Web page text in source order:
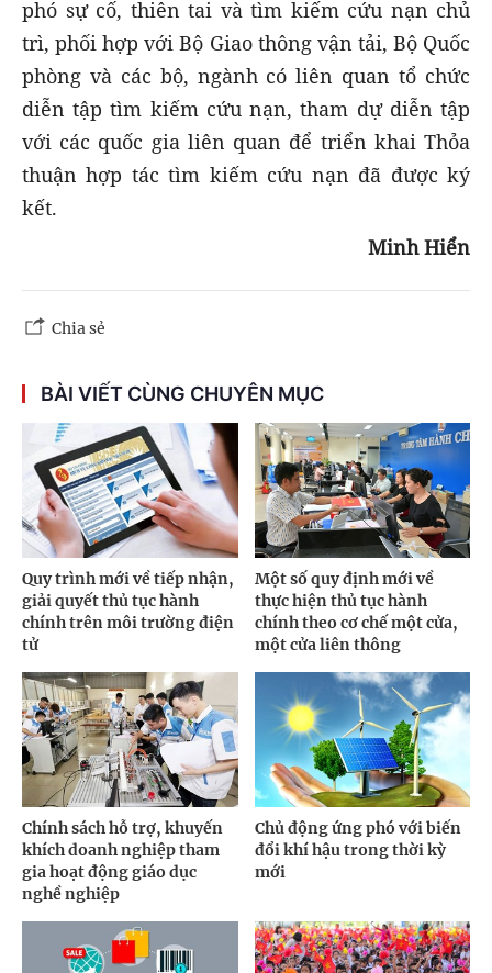
phó sự cố, thiên tai và tìm kiếm cứu nạn chủ
trì, phối hợp với Bộ Giao thông vận tải, Bộ Quốc
phòng và các bộ, ngành có liên quan tổ chức
diễn tập tìm kiếm cứu nạn, tham dự diễn tập
với các quốc gia liên quan để triển khai Thỏa
thuận hợp tác tìm kiếm cứu nạn đã được ký
kết.
Minh Hiển
Chia sẻ
BÀI VIẾT CÙNG CHUYÊN MỤC
Quy trình mới về tiếp nhận,
giải quyết thủ tục hành
chính trên môi trường điện
tử
Một số quy định mới về
thực hiện thủ tục hành
chính theo cơ chế một cửa,
một cửa liên thông
Chính sách hỗ trợ, khuyến
khích doanh nghiệp tham
gia hoạt động giáo dục
nghề nghiệp
Chủ động ứng phó với biến
đổi khí hậu trong thời kỳ
mới